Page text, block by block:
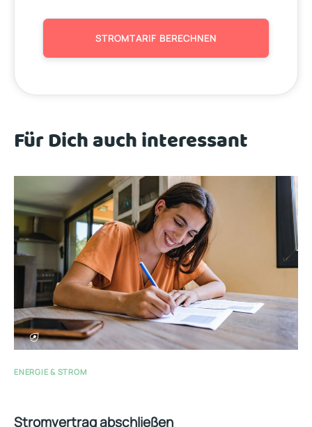
STROMTARIF BERECHNEN
Für Dich auch interessant
ENERGIE & STROM
Stromvertrag abschließen